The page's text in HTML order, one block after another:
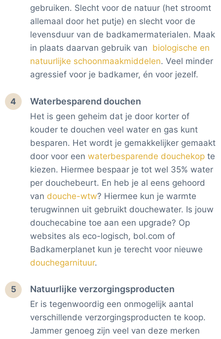
gebruiken. Slecht voor de natuur (het stroomt
allemaal door het putje) en slecht voor de
levensduur van de badkamermaterialen. Maak
in plaats daarvan gebruik van biologische en
natuurlijke schoonmaakmiddelen. Veel minder
agressief voor je badkamer, én voor jezelf.
4 Waterbesparend douchen
Het is geen geheim dat je door korter of
kouder te douchen veel water en gas kunt
besparen. Het wordt je gemakkelijker gemaakt
door voor een waterbesparende douchekop te
kiezen. Hiermee bespaar je tot wel 35% water
per douchebeurt. En heb je al eens gehoord
van douche-wtw? Hiermee kun je warmte
terugwinnen uit gebruikt douchewater. Is jouw
douchecabine toe aan een upgrade? Op
websites als eco-logisch, bol.com of
Badkamerplanet kun je terecht voor nieuwe
douchegarnituur.
5 Natuurlijke verzorgingsproducten
Er is tegenwoordig een onmogelijk aantal
verschillende verzorgingsproducten te koop.
Jammer genoeg zijn veel van deze merken